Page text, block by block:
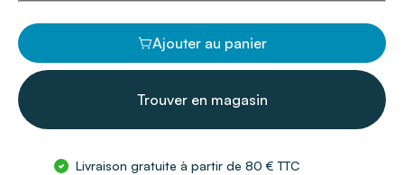
Ajouter au panier
Trouver en magasin
Livraison gratuite à partir de 80 € TTC